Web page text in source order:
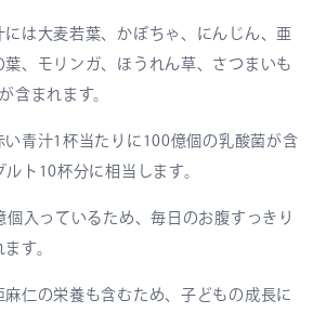
は大麦若葉、かぼちゃ、にんじん、亜
、モリンガ、ほうれん草、さつまいも
含まれます。
い青汁1杯当たりに100億個の乳酸菌が含
ト10杯分に相当します。
個入っているため、毎日のお腹すっきり
す。
仁の栄養も含むため、子どもの成長に